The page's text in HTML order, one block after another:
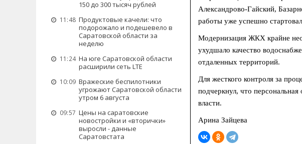
150 до 300 тысяч рублей
11:48 Продуктовые качели: что
подорожало и подешевело в
Саратовской области за
неделю
11:24 На юге Саратовской области
расширили сеть LTE
10:09 Вражеские беспилотники
угрожают Саратовской области
утром 6 августа
09:57 Цены на саратовские
новостройки и «вторички»
выросли - данные
Саратовстата
Александрово-Гайский,
работы уже успешно
Модернизация ЖКХ крайне
ухудшало качество
отдаленных территорий.
Для жесткого контроля за
подчеркнул, что
власти.
Арина Зайцева